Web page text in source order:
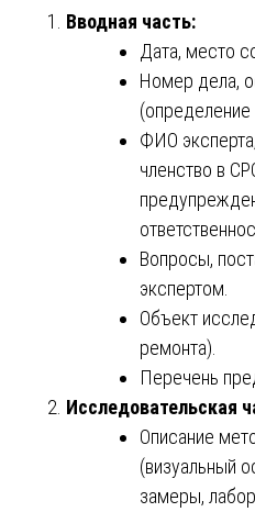
Вводная часть:
Дата, место
Номер дела,
(определение
ФИО
членство в
Вопросы,
экспертом.
Объект
ремонта).
Перечень
Исследовательская
Описание
(визуальный
замеры,